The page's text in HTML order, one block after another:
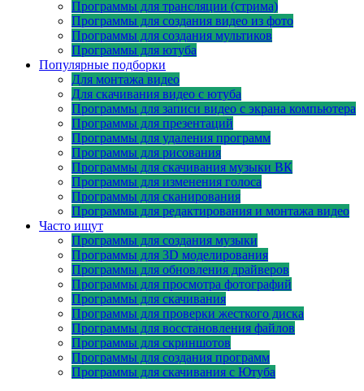
Программы для трансляции (стрима)
Программы для создания видео из фото
Программы для создания мультиков
Программы для ютуба
Популярные подборки
Для монтажа видео
Для скачивания видео с ютуба
Программы для записи видео с экрана компьютера
Программы для презентаций
Программы для удаления программ
Программы для рисования
Программы для скачивания музыки ВК
Программы для изменения голоса
Программы для сканирования
Программы для редактирования и монтажа видео
Часто ищут
Программы для создания музыки
Программы для 3D моделирования
Программы для обновления драйверов
Программы для просмотра фотографий
Программы для скачивания
Программы для проверки жесткого диска
Программы для восстановления файлов
Программы для скриншотов
Программы для создания программ
Программы для скачивания с Ютуба